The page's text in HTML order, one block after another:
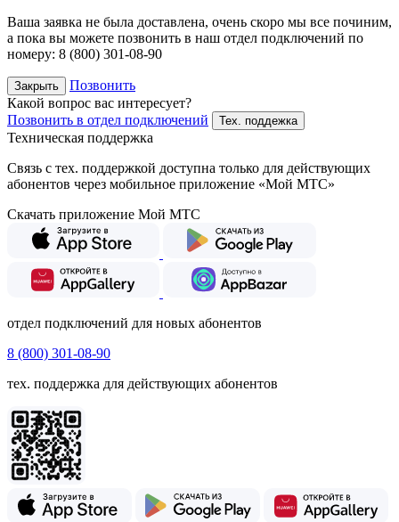
Ваша заявка не была доставлена, очень скоро мы все починим,
а пока вы можете позвонить в наш отдел подключений по
номеру: 8 (800) 301-08-90
Закрыть
Позвонить
Какой вопрос вас интересует?
Позвонить в отдел подключений
Тех. поддежка
Техническая поддержка
Связь с тех. поддержкой доступна только для действующих
абонентов через мобильное приложение «Мой МТС»
Скачать приложение Мой МТС
отдел подключений для новых абонентов
8 (800) 301-08-90
тех. поддержка для действующих абонентов